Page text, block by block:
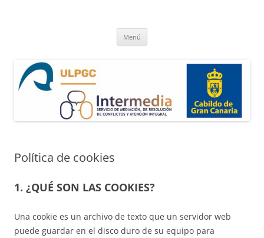
Preservación Familiar en Las Palmas de Gran Canaria
Menú
Política de cookies
1. ¿QUÉ SON LAS COOKIES?
Una cookie es un archivo de texto que un servidor web
puede guardar en el disco duro de su equipo para